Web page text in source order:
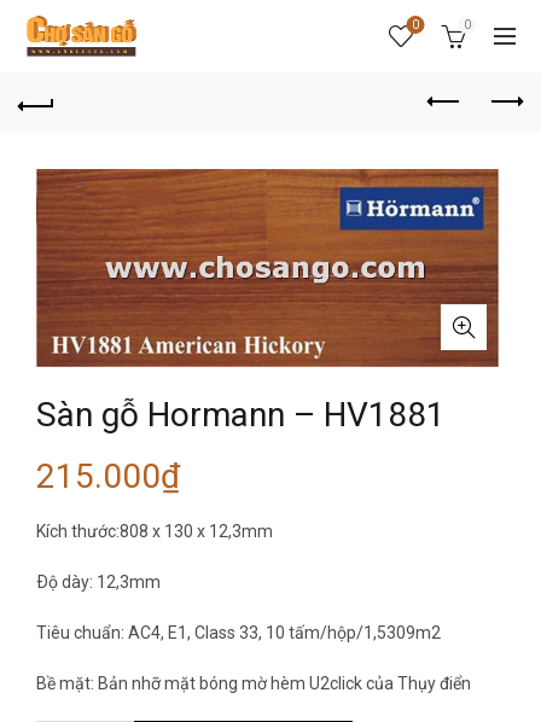
0 0
Sàn gỗ Hormann – HV1881
215.000₫
Kích thước:808 x 130 x 12,3mm
Ðộ dày: 12,3mm
Tiêu chuẩn: AC4, E1, Class 33, 10 tấm/hộp/1,5309m2
Bề mặt: Bản nhỡ mặt bóng mờ hèm U2click của Thụy điển